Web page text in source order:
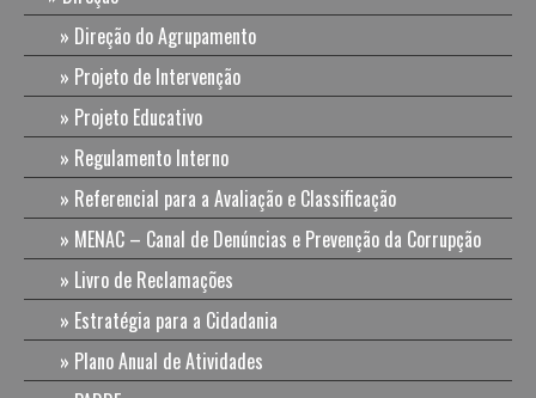
Direção do Agrupamento
Projeto de Intervenção
Projeto Educativo
Regulamento Interno
Referencial para a Avaliação e Classificação
MENAC – Canal de Denúncias e Prevenção da Corrupção
Livro de Reclamações
Estratégia para a Cidadania
Plano Anual de Atividades